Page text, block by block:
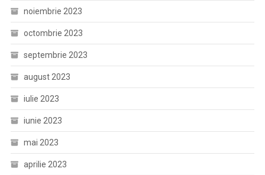
noiembrie 2023
octombrie 2023
septembrie 2023
august 2023
iulie 2023
iunie 2023
mai 2023
aprilie 2023